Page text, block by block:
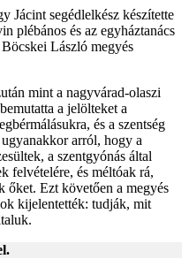
Jácint segédlelkész készítette
plébános és az egyháztanács
László megyés
mint a nagyvárad-olaszi
a jelölteket a
és a szentség
arról, hogy a
a szentgyónás által
felvételére, és méltóak rá,
őket. Ezt követően a megyés
kijelentették: tudják, mit